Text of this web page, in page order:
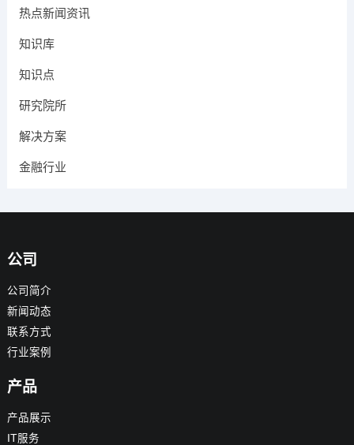
热点新闻资讯
知识库
知识点
研究院所
解决方案
金融行业
公司
公司简介
新闻动态
联系方式
行业案例
产品
产品展示
IT服务